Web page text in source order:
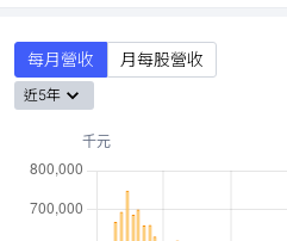
每月營收 月每股營收
近5年